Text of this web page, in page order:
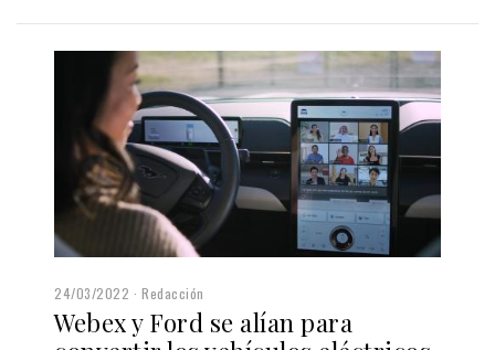
24/03/2022 Redacción
Webex y Ford se alían para